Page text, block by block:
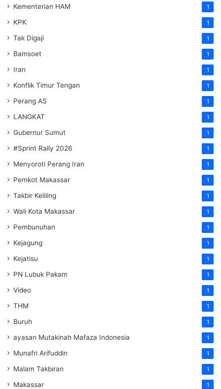
Kementerian HAM 1
KPK 1
Tak Digaji 1
Bamsoet 1
Iran 1
Konflik Timur Tengan 1
Perang AS 1
LANGKAT 1
Gubernur Sumut 1
#Sprint Rally 2026 1
Menyoroti Perang Iran 1
Pemkot Makassar 1
Takbir Keliling 1
Wali Kota Makassar 1
Pembunuhan 1
Kejagung 1
Kejatisu 1
PN Lubuk Pakam 1
Video 1
THM 1
Buruh 1
ayasan Mutakinah Mafaza Indonesia 1
Munafri Arifuddin 1
Malam Takbiran 1
Makassar 1